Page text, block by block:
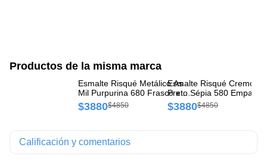
Productos de la misma marca
Esmalte Risqué Metálico As
Mil Purpurina 680 Frasco x 1
und
$3880$4850
Esmalte Risqué Cremoso
Preto Sépia 580
1 und
$3880$4850
Calificación y comentarios